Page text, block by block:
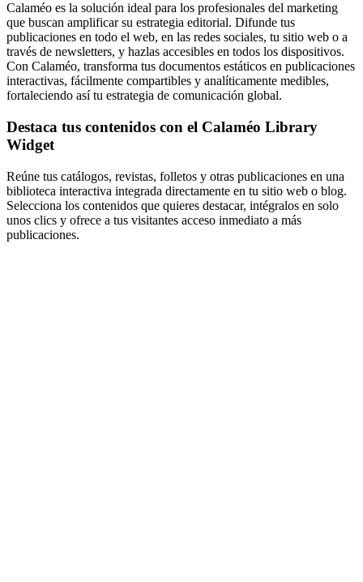
Calaméo es la solución ideal para los profesionales del marketing
que buscan amplificar su estrategia editorial. Difunde tus
publicaciones en todo el web, en las redes sociales, tu sitio web o a
través de newsletters, y hazlas accesibles en todos los dispositivos.
Con Calaméo, transforma tus documentos estáticos en publicaciones
interactivas, fácilmente compartibles y analíticamente medibles,
fortaleciendo así tu estrategia de comunicación global.
Destaca tus contenidos con el Calaméo Library
Widget
Reúne tus catálogos, revistas, folletos y otras publicaciones en una
biblioteca interactiva integrada directamente en tu sitio web o blog.
Selecciona los contenidos que quieres destacar, intégralos en solo
unos clics y ofrece a tus visitantes acceso inmediato a más
publicaciones.